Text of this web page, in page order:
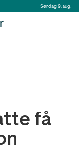
Søndag 9. aug.
få